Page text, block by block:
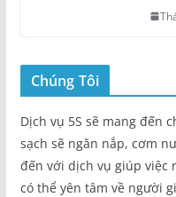
Chúng Tôi
Dịch vụ 5S sẽ mang đến
sạch sẽ ngăn nắp, cơm
đến với dịch vụ giúp việc
có thể yên tâm về người